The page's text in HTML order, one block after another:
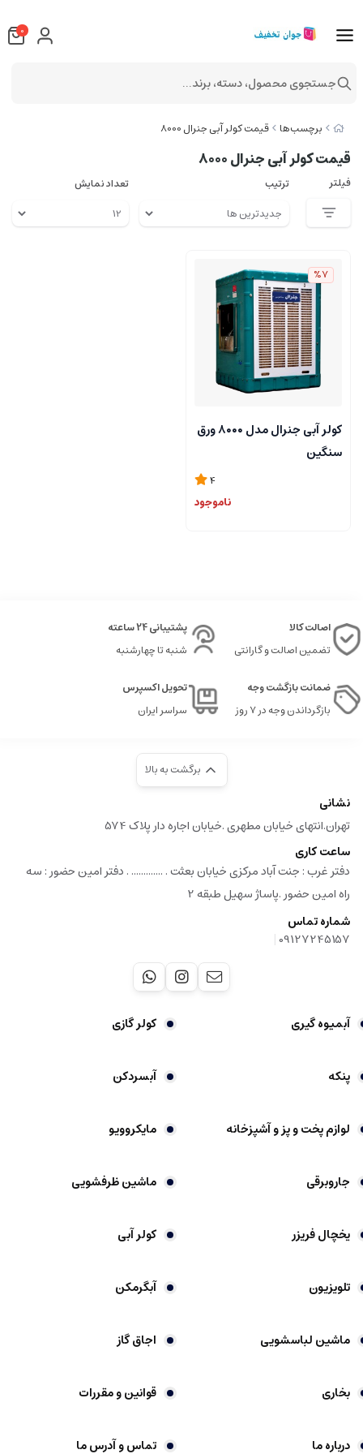
برچسب‌ها قیمت کولر آبی جنرال 8000
قیمت کولر آبی جنرال 8000
فیلتر ترتیب تعداد نمایش
%7
کولر آبی جنرال مدل ۸۰۰۰ ورق
سنگین
4
ناموجود
اصالت کالا
تضمین اصالت و گارانتی
پشتیبانی 24 ساعته
شنبه تا چهارشنبه
ضمانت بازگشت وجه
بازگرداندن وجه در ۷ روز
تحویل اکسپرس
سراسر ایران
برگشت به بالا
نشانی
تهران.انتهای خیابان مطهری .خیابان اجاره دار پلاک 574
ساعت کاری
دفتر غرب : جنت آباد مرکزی خیابان بعثت . ............. . دفتر امین حضور : سه
راه امین حضور .پاساژ سهیل طبقه 2
شماره تماس
09127245157
|
آبمیوه گیری کولر گازی
پنکه آبسردکن
لوازم پخت و پز و آشپزخانه مایکروویو
جاروبرقی ماشین ظرفشویی
یخچال فریزر کولر آبی
تلویزیون آبگرمکن
ماشین لباسشویی اجاق گاز
بخاری قوانین و مقررات
درباره ما تماس و آدرس ما
0
جستجوی محصول، دسته، برند...